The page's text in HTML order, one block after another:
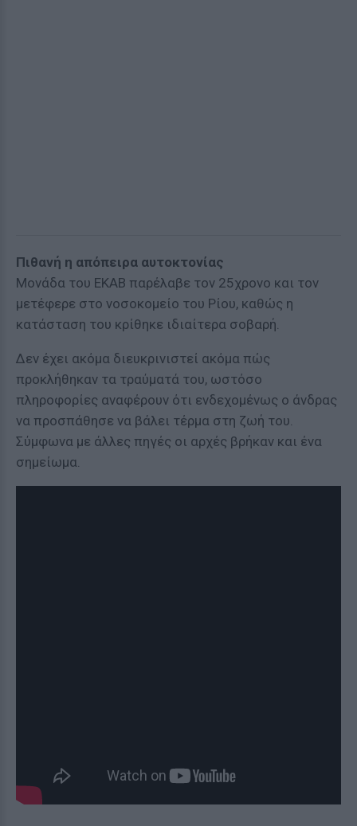
Πιθανή η απόπειρα αυτοκτονίας
Μονάδα του ΕΚΑΒ παρέλαβε τον 25χρονο και τον
μετέφερε στο νοσοκομείο του Ρίου, καθώς η
κατάσταση του κρίθηκε ιδιαίτερα σοβαρή.
Δεν έχει ακόμα διευκρινιστεί ακόμα πώς
προκλήθηκαν τα τραύματά του, ωστόσο
πληροφορίες αναφέρουν ότι ενδεχομένως ο άνδρας
να προσπάθησε να βάλει τέρμα στη ζωή του.
Σύμφωνα με άλλες πηγές οι αρχές βρήκαν και ένα
σημείωμα.